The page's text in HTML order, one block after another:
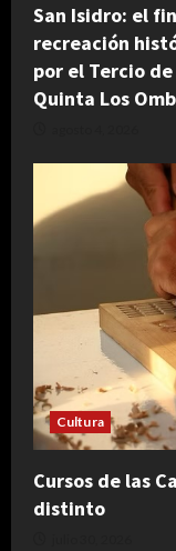
San Isidro: el
recreación
por el Tercio
Quinta Los
Cultura
Cursos de las
distinto